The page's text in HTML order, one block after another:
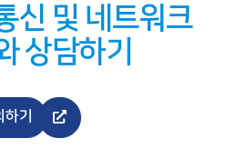
신 및 네트워크
상담하기
기